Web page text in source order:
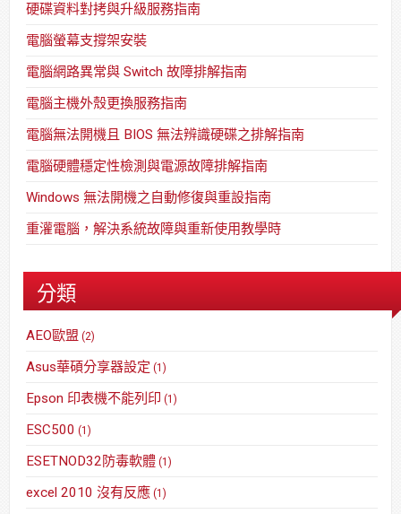
硬碟資料對拷與升級服務指南
電腦螢幕支撐架安裝
電腦網路異常與 Switch 故障排解指南
電腦主機外殼更換服務指南
電腦無法開機且 BIOS 無法辨識硬碟之排解指南
電腦硬體穩定性檢測與電源故障排解指南
Windows 無法開機之自動修復與重設指南
重灌電腦，解決系統故障與重新使用教學時
分類
AEO歐盟 (2)
Asus華碩分享器設定 (1)
Epson 印表機不能列印 (1)
ESC500 (1)
ESETNOD32防毒軟體 (1)
excel 2010 沒有反應 (1)